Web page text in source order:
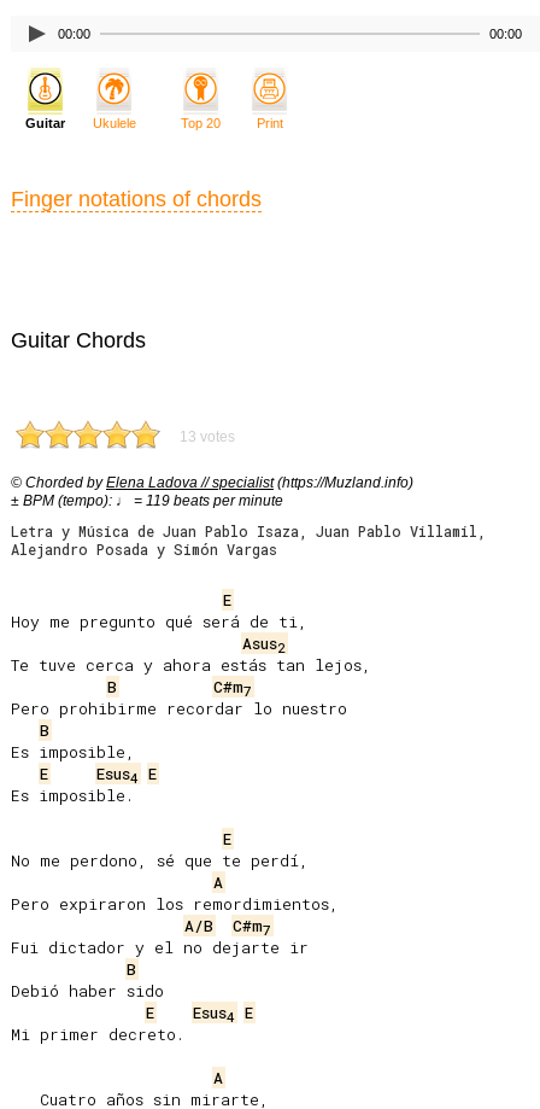
00:00 00:00
Guitar Chords
13 votes
© Chorded byElena Ladova // specialist(https://Muzland.info)
± BPM (tempo): ♩ = 119 beats per minute
Letra y Música de Juan Pablo Isaza, Juan Pablo Villamil,
Alejandro Posada y Simón Vargas
E
Hoy me pregunto qué será de ti,
Asus2
Te tuve cerca y ahora estás tan lejos,
B
C#m7
Pero prohibirme recordar lo nuestro
B
Es imposible,
E
Esus4 E
Es imposible.
E
No me perdono, sé que te perdí,
A
Pero expiraron los remordimientos,
A/B
C#m7
Fui dictador y el no dejarte ir
B
Debió haber sido
E
Esus4 E
Mi primer decreto.
A
Guitar Ukulele Top 20 Print
Finger notations of chords